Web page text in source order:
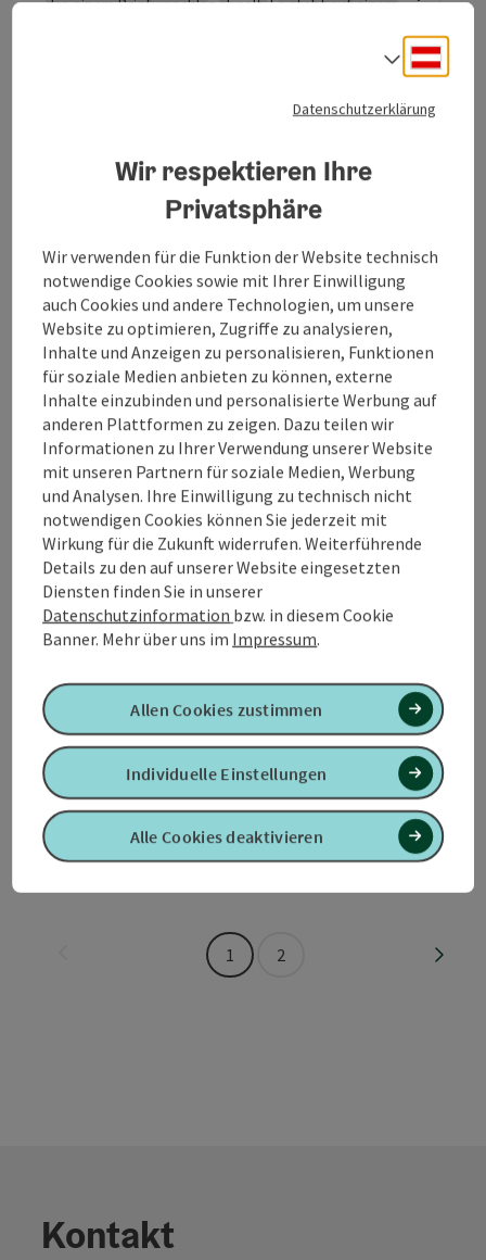
Postpartner "Land lebt auf"
"Land lebt auf!" Heftberger ist Postpartner in
Öffnungszeiten
MOMontag geöffnet
DIDienstag geöffnet
MIMittwoch geöffnet
DODonnerstag geöffnet
FRFreitag geöffnet
SASamstag geöffnet
SOSonntag geöffnet
FEFeiertag geöffnet
Raiffeisenbank Region Hausruck
eGen, Bankstelle Rottenbach
Das Team Ihrer Raiffeisenbank unterstützt Sie gerne.
Kontaktieren Sie uns entweder über Ihre Bankstelle oder
persönlich über Ihren Berater.
Rottenbach
Öffnungszeiten
MOMontag geöffnet
MIMittwoch geöffnet
FRFreitag geöffnet
RoKo Installationen OG
Die Installateure - ihr Partner für Sanitär und Heizung.
Rottenbach
Öffnungszeiten
MOMontag geöffnet
DIDienstag geöffnet
MIMittwoch geöffnet
DODonnerstag geöffnet
FRFreitag geöffnet
SASamstag geöffnet
SOSonntag geöffnet
FEFeiertag geöffnet
1 2 Seite
Kontakt
Datenschutzerklärung
Wir respektieren Ihre
Privatsphäre
Wir verwenden für die Funktion der Website technisch
notwendige Cookies sowie mit Ihrer Einwilligung
auch Cookies und andere Technologien, um unsere
Website zu optimieren, Zugriffe zu analysieren,
Inhalte und Anzeigen zu personalisieren, Funktionen
für soziale Medien anbieten zu können, externe
Inhalte einzubinden und personalisierte Werbung auf
anderen Plattformen zu zeigen. Dazu teilen wir
Informationen zu Ihrer Verwendung unserer Website
mit unseren Partnern für soziale Medien, Werbung
und Analysen. Ihre Einwilligung zu technisch nicht
notwendigen Cookies können Sie jederzeit mit
Wirkung für die Zukunft widerrufen. Weiterführende
Details zu den auf unserer Website eingesetzten
Diensten finden Sie in unserer
Datenschutzinformation bzw. in diesem Cookie
Banner. Mehr über uns im Impressum.
Alle Cookies deaktivieren
Individuelle Einstellungen
Allen Cookies zustimmen